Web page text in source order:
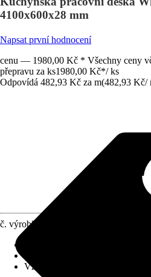
4100x600x28 mm
Napsat první hodnocení
cenu — 1980,00 Kč * Všechny ceny
přepravu za ks1980,00 Kč*/ ks
Odpovídá 482,93 Kč za m(482,93 Kč/
č. výrobku
4100
Vzhled dekoru